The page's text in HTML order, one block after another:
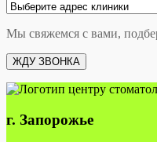
Мы свяжемся с вами,
г. Запорожье